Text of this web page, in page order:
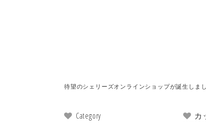
待望のシェリーズオンラインショップが誕生しま
Category カ